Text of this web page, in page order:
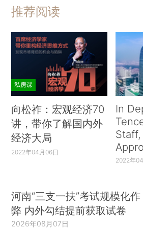
推荐阅读
私房课
向松祚：宏观经济70
讲，带你了解国内外
经济大局
2022年04月06日
In
Staff,
2022年
河南“三支一扶”考试规模化作
弊 内外勾结提前获取试卷
2026年08月07日